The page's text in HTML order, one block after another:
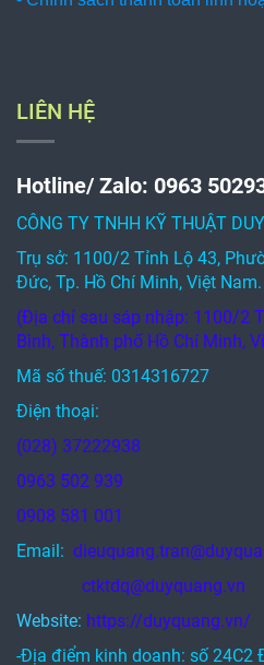
LIÊN HỆ
Hotline/ Zalo: 0963
CÔNG TY TNHH KỸ THUẬT
Trụ sở: 1100/2 Tỉnh Lộ 43,
Đức, Tp. Hồ Chí Minh, Việt Nam.
(Địa chỉ sau sáp nhập: 1100/2
Bình, Thành phố Hồ Chí Minh,
Mã số thuế: 0314316727
Điện thoại:
(028) 37222938
0963 502 939
0908 581 001
Email:
ctktdq@duyquang.vn
Website: https://duyquang.vn/
-Địa điểm kinh doanh: số 24C2